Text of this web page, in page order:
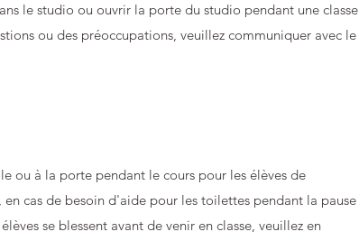
le studio ou ouvrir la porte du studio pendant une classe
ou des préoccupations, veuillez communiquer avec le
ou à la porte pendant le cours pour les élèves de
cas de besoin d'aide pour les toilettes pendant la pause
se blessent avant de venir en classe, veuillez en